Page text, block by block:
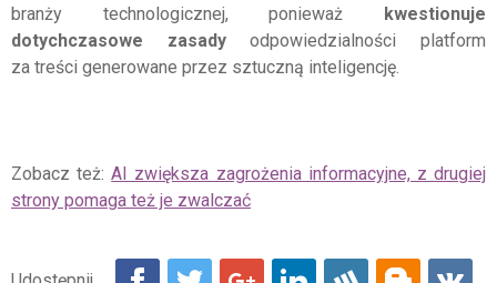
branży technologicznej, ponieważ
kwestionuje
dotychczasowe zasadyodpowiedzialności platform
za treści generowane przez sztuczną inteligencję.
Zobacz też:AI zwiększa zagrożenia informacyjne, z drugiej
strony pomaga też je zwalczać